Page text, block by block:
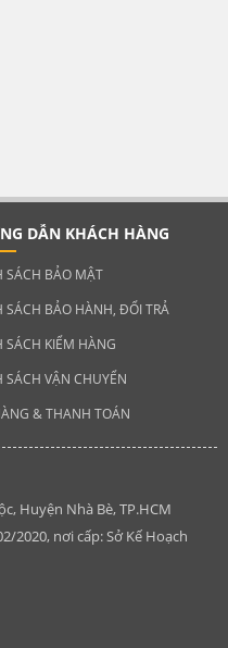
DẪN KHÁCH HÀNG
SÁCH BẢO MẬT
SÁCH BẢO HÀNH, ĐỔI TRẢ
SÁCH KIỂM HÀNG
SÁCH VẬN CHUYỂN
& THANH TOÁN
Huyện Nhà Bè, TP.HCM
2020, nơi cấp: Sở Kế Hoạch